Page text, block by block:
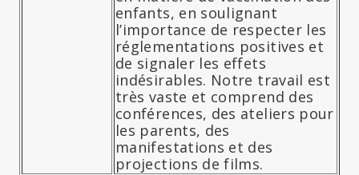
enfants, en soulignant
l’importance de respecter les
réglementations positives et
de signaler les effets
indésirables. Notre travail est
très vaste et comprend des
conférences, des ateliers pour
les parents, des
manifestations et des
projections de films.